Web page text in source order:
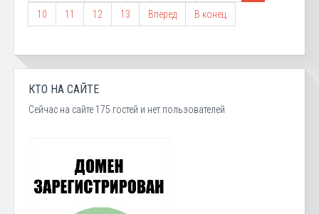
10 11 12 13 Вперед В конец
КТО НА САЙТЕ
Сейчас на сайте 175 гостей и нет пользователей